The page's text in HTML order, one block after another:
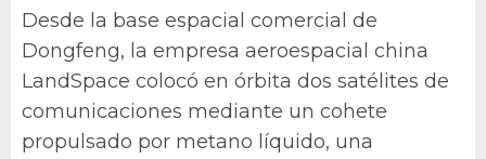
Desde la base espacial comercial de
Dongfeng, la empresa aeroespacial china
LandSpace colocó en órbita dos satélites de
comunicaciones mediante un cohete
propulsado por metano líquido, una